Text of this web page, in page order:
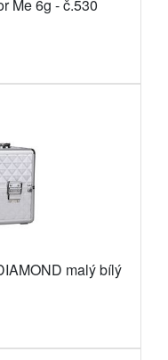
Me 6g - č.530
malý bílý